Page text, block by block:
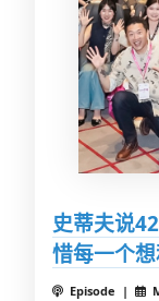
史蒂夫说
惜每一个
Episode |